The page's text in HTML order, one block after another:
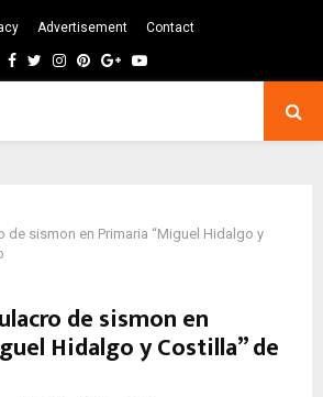
Advertisement Contact
Facebook
TwitterInstagram
Pinterest
GoogleYoutube
de sismon en Primaria “Miguel Hidalgo y
de sismon en
Hidalgo y Costilla” de